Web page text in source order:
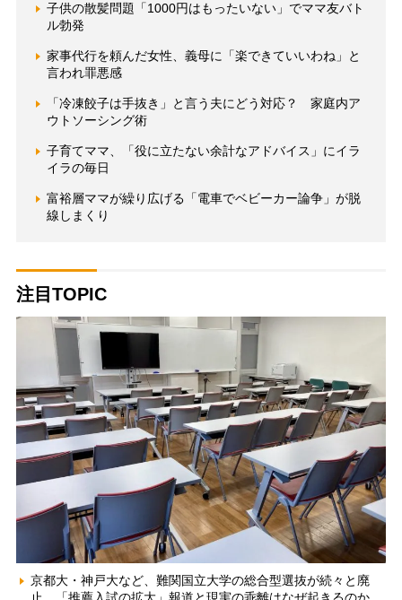
子供の散髪問題「1000円はもったいない」でママ友バト
ル勃発
家事代行を頼んだ女性、義母に「楽できていいわね」と
言われ罪悪感
「冷凍餃子は手抜き」と言う夫にどう対応？ 家庭内ア
ウトソーシング術
子育てママ、「役に立たない余計なアドバイス」にイラ
イラの毎日
富裕層ママが繰り広げる「電車でベビーカー論争」が脱
線しまくり
注目TOPIC
京都大・神戸大など、難関国立大学の総合型選抜が続々と廃